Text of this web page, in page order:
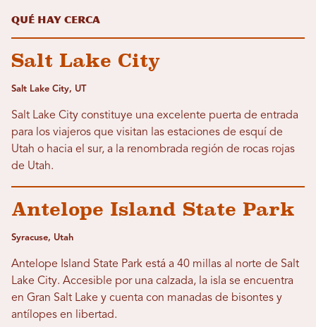
Qué hay cerca
Salt Lake City
Salt Lake City, UT
Salt Lake City constituye una excelente puerta de entrada
para los viajeros que visitan las estaciones de esquí de
Utah o hacia el sur, a la renombrada región de rocas rojas
de Utah.
Antelope Island State Park
Syracuse, Utah
Antelope Island State Park está a 40 millas al norte de Salt
Lake City. Accesible por una calzada, la isla se encuentra
en Gran Salt Lake y cuenta con manadas de bisontes y
antílopes en libertad.